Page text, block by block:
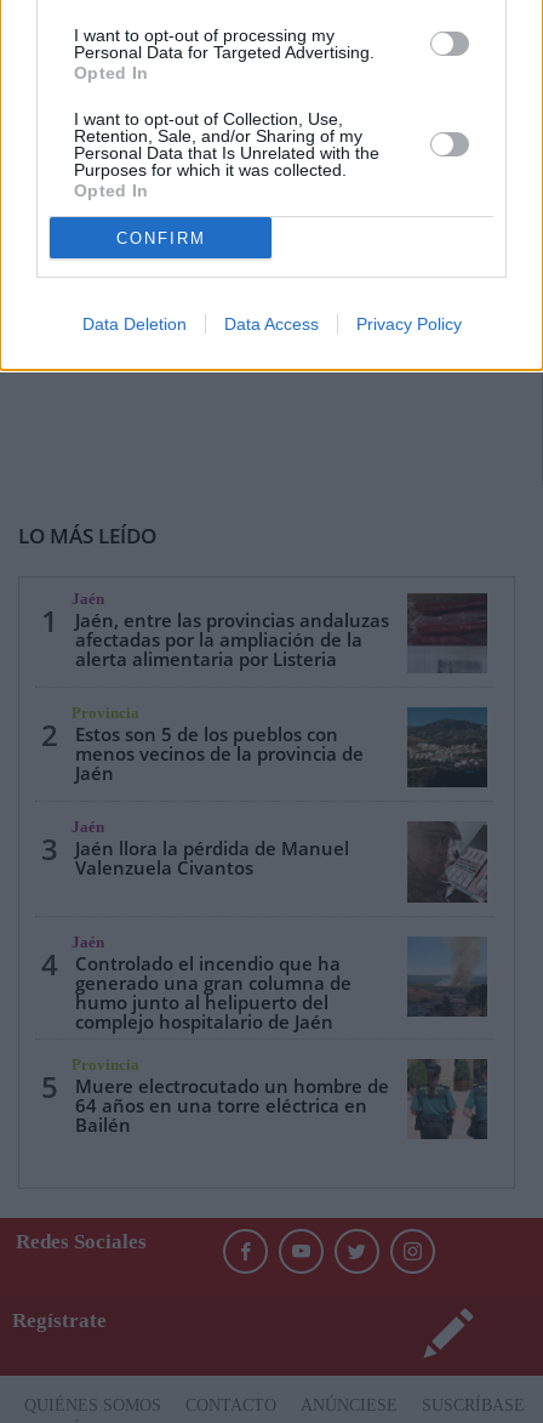
I want to opt-out of processing my
Personal Data for Targeted Advertising.
Opted In
I want to opt-out of Collection, Use,
Retention, Sale, and/or Sharing of my
Personal Data that Is Unrelated with the
Purposes for which it was collected.
Opted In
CONFIRM
Data Deletion Data Access Privacy Policy
LO MÁS LEÍDO
1
Jaén
Jaén, entre las provincias andaluzas
afectadas por la ampliación de la
alerta alimentaria por Listeria
2
Provincia
Estos son 5 de los pueblos con
menos vecinos de la provincia de
Jaén
3
Jaén
Jaén llora la pérdida de Manuel
Valenzuela Civantos
4
Jaén
Controlado el incendio que ha
generado una gran columna de
humo junto al helipuerto del
complejo hospitalario de Jaén
5
Provincia
Muere electrocutado un hombre de
64 años en una torre eléctrica en
Bailén
Redes Sociales
Regístrate
QUIÉNES SOMOS CONTACTO ANÚNCIESE
SUSCRÍBASE